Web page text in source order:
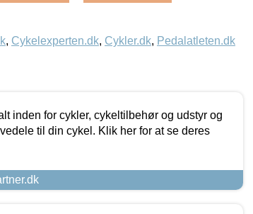
, Cykelexperten.dk, Cykler.dk, Pedalatleten.dk
inden for cykler, cykeltilbehør og udstyr og
til din cykel. Klik her for at se deres